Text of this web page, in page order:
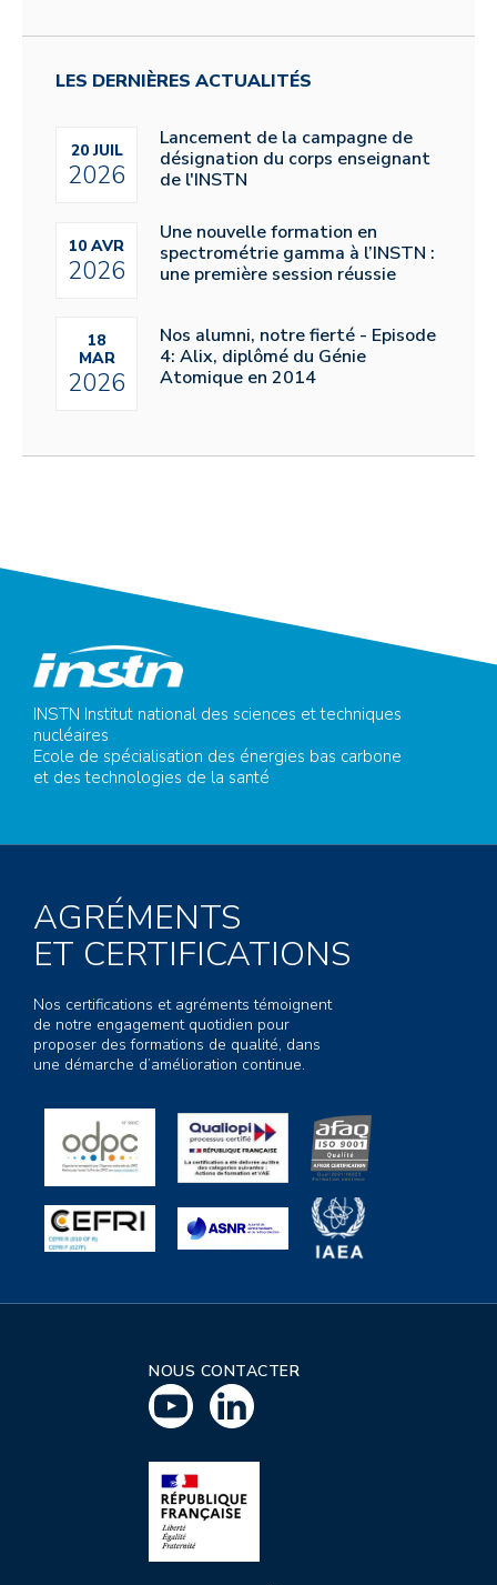
LES DERNIÈRES ACTUALITÉS
20 JUIL
2026
Lancement de la campagne de
désignation du corps enseignant
de l'INSTN
10 AVR
2026
Une nouvelle formation en
spectrométrie gamma à l’INSTN :
une première session réussie
18
MAR
2026
Nos alumni, notre fierté - Episode
4: Alix, diplômé du Génie
Atomique en 2014
INSTN Institut national des sciences et techniques
nucléaires
Ecole de spécialisation des énergies bas carbone
et des technologies de la santé
AGRÉMENTS
ET CERTIFICATIONS
Nos certifications et agréments témoignent
de notre engagement quotidien pour
proposer des formations de qualité, dans
une démarche d’amélioration continue.
NOUS CONTACTER